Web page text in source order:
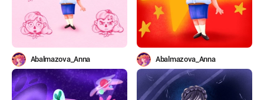
Abalmazova_Anna Abalmazova_Anna